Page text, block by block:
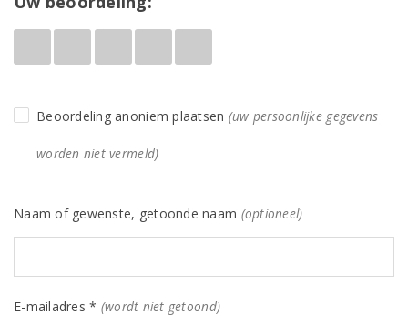
Beoordeling anoniem plaatsen (uw persoonlijke gegevens
worden niet vermeld)
Naam of gewenste, getoonde naam (optioneel)
E-mailadres * (wordt niet getoond)